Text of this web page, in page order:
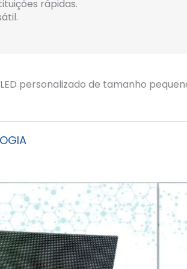
rápidas.
personalizado de tamanho